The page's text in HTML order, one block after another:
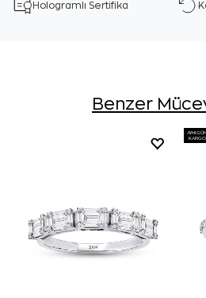
Hologramlı Sertifika
Benzer
AYNI GÜN
KARGO